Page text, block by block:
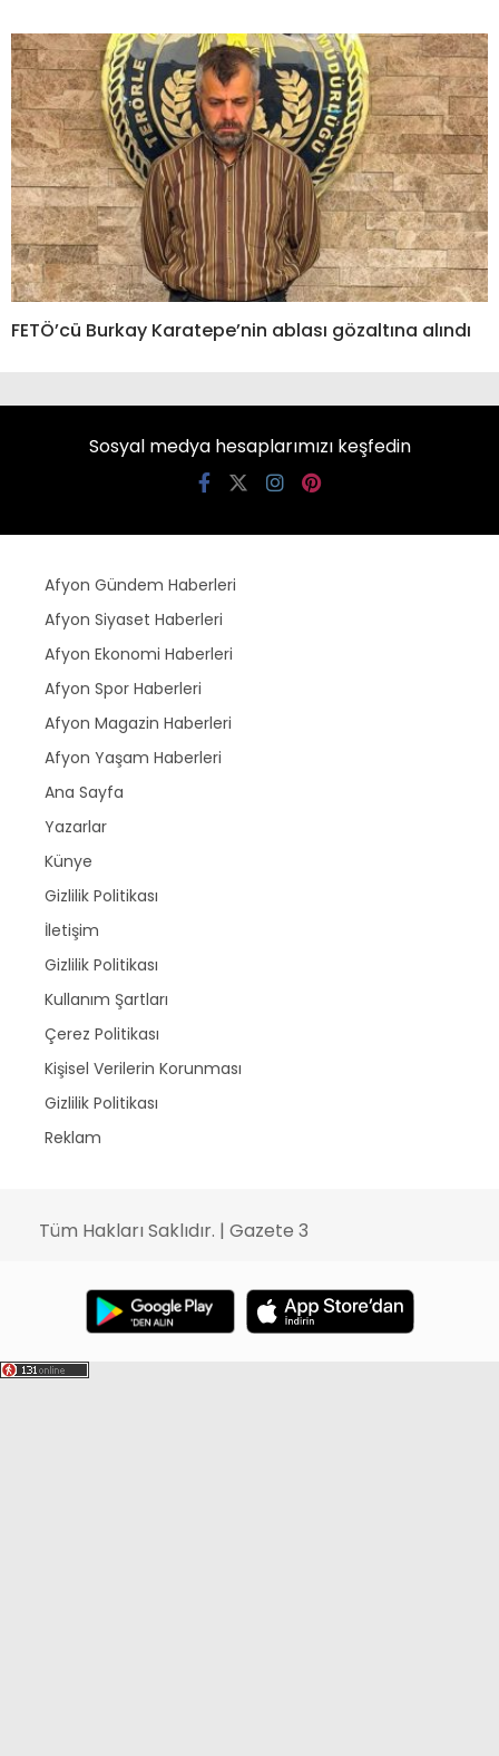
FETÖ’cü Burkay Karatepe’nin ablası gözaltına alındı
Sosyal medya hesaplarımızı keşfedin
Afyon Gündem Haberleri
Afyon Siyaset Haberleri
Afyon Ekonomi Haberleri
Afyon Spor Haberleri
Afyon Magazin Haberleri
Afyon Yaşam Haberleri
Ana Sayfa
Yazarlar
Künye
Gizlilik Politikası
İletişim
Gizlilik Politikası
Kullanım Şartları
Çerez Politikası
Kişisel Verilerin Korunması
Gizlilik Politikası
Reklam
Tüm Hakları Saklıdır. | Gazete 3